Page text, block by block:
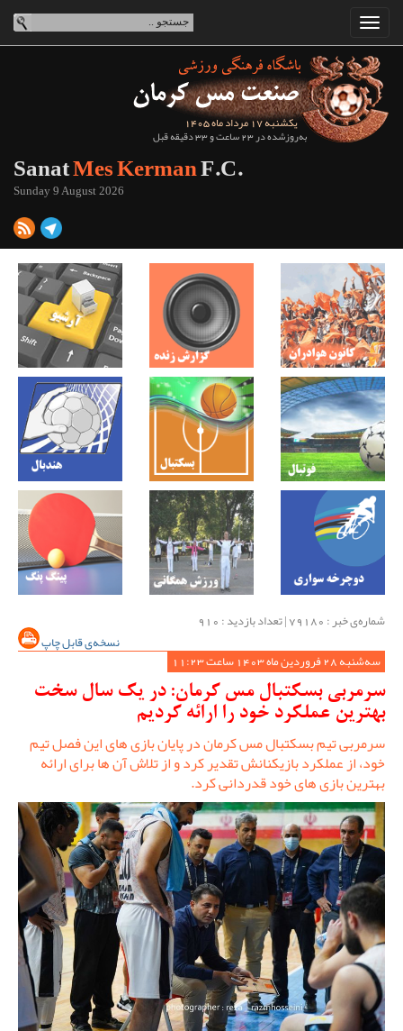
یکشنبه 17 مرداد ماه 1405
به‌روزشده در 23 ساعت و 33 دقیقه قبل
SanatMes KermanF.C.
Sunday 9 August 2026
شماره‌ی خبر : ‌79180 | تعداد بازدید : 910
نسخه‌ی قابل چاپ
سه‌شنبه 28 فروردین ماه 1403 ساعت 11:23
سرمربی بسکتبال مس کرمان: در یک سال سخت
بهترین عملکرد خود را ارائه کردیم
سرمربی تیم بسکتبال مس کرمان در پایان بازی های این فصل تیم
خود، از عملکرد بازیکنانش تقدیر کرد و از تلاش آن ها برای ارائه
بهترین بازی های خود قدردانی کرد.